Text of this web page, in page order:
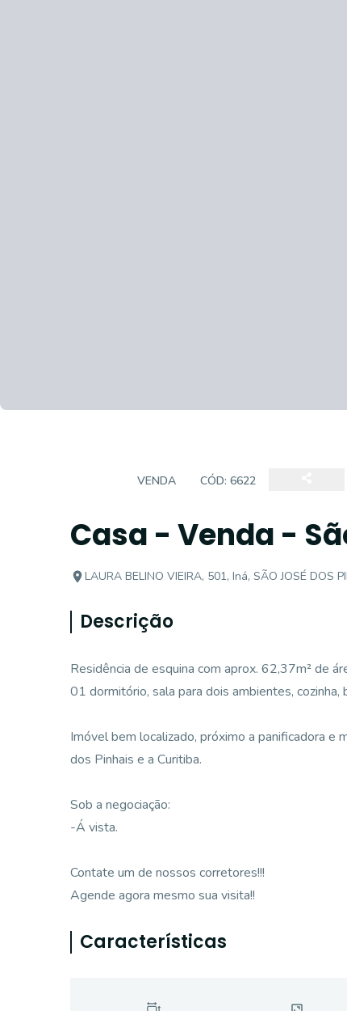
VENDA CÓD: 6622
Casa - Venda -
LAURA BELINO VIEIRA, 501, Iná, SÃO JOSÉ DOS
Descrição
Residência de esquina com aprox. 62,37m² de
01 dormitório, sala para dois ambientes, cozinha,
Imóvel bem localizado, próximo a panificadora e
dos Pinhais e a Curitiba.
Sob a negociação:
-Á vista.
Contate um de nossos corretores!!!
Agende agora mesmo sua visita!!
Características